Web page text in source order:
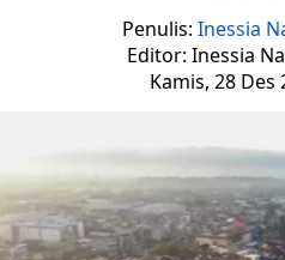
Penulis: Inessia
Editor: Inessia
Kamis, 28 Des